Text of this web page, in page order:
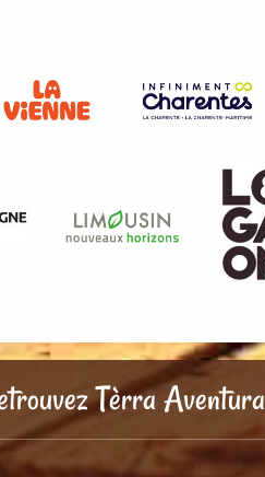
Tèrra Aventura